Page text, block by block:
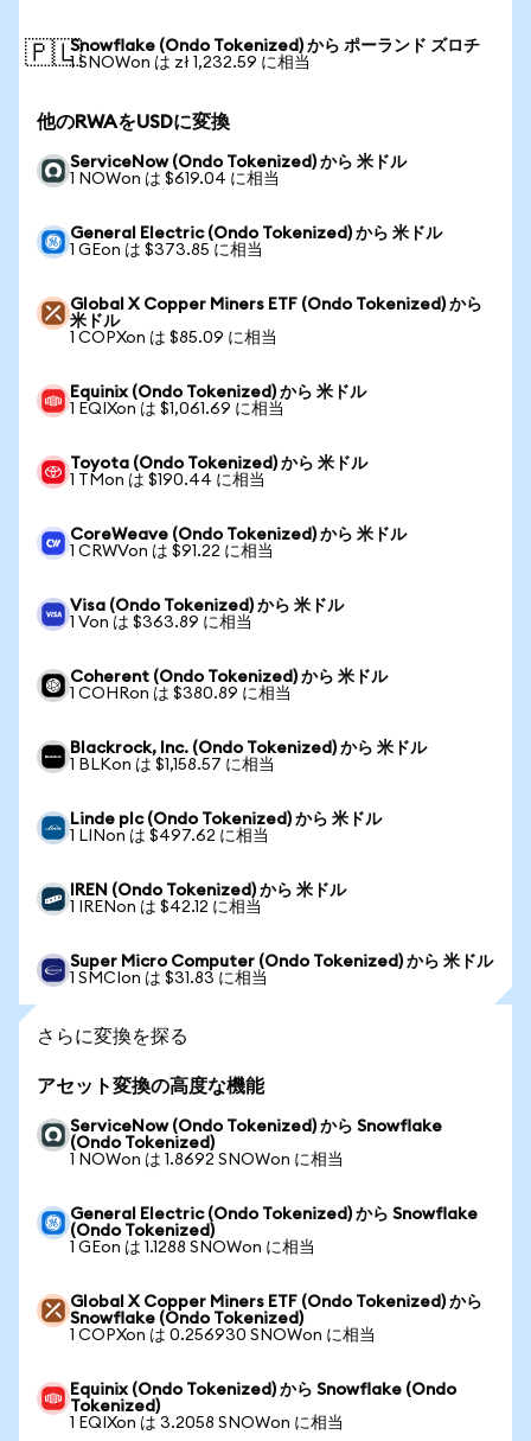
🇵🇱Snowflake (Ondo Tokenized) から ポーランド ズロチ
1 SNOWon は zł 1,232.59 に相当
他のRWAをUSDに変換
ServiceNow (Ondo Tokenized) から 米ドル
1 NOWon は $619.04 に相当
General Electric (Ondo Tokenized) から 米ドル
1 GEon は $373.85 に相当
Global X Copper Miners ETF (Ondo Tokenized) から
米ドル
1 COPXon は $85.09 に相当
Equinix (Ondo Tokenized) から 米ドル
1 EQIXon は $1,061.69 に相当
Toyota (Ondo Tokenized) から 米ドル
1 TMon は $190.44 に相当
CoreWeave (Ondo Tokenized) から 米ドル
1 CRWVon は $91.22 に相当
Visa (Ondo Tokenized) から 米ドル
1 Von は $363.89 に相当
Coherent (Ondo Tokenized) から 米ドル
1 COHRon は $380.89 に相当
Blackrock, Inc. (Ondo Tokenized) から 米ドル
1 BLKon は $1,158.57 に相当
Linde plc (Ondo Tokenized) から 米ドル
1 LINon は $497.62 に相当
IREN (Ondo Tokenized) から 米ドル
1 IRENon は $42.12 に相当
Super Micro Computer (Ondo Tokenized) から 米ドル
1 SMCIon は $31.83 に相当
さらに変換を探る
アセット変換の高度な機能
ServiceNow (Ondo Tokenized) から Snowflake
(Ondo Tokenized)
1 NOWon は 1.8692 SNOWon に相当
General Electric (Ondo Tokenized) から Snowflake
(Ondo Tokenized)
1 GEon は 1.1288 SNOWon に相当
Global X Copper Miners ETF (Ondo Tokenized) から
Snowflake (Ondo Tokenized)
1 COPXon は 0.256930 SNOWon に相当
Equinix (Ondo Tokenized) から Snowflake (Ondo
Tokenized)
1 EQIXon は 3.2058 SNOWon に相当